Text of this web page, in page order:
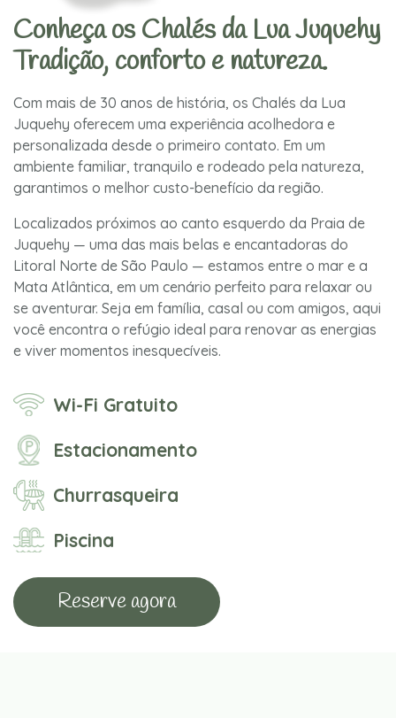
Conheça os Chalés da Lua Juquehy
Tradição, conforto e natureza.
Com mais de 30 anos de história, os Chalés da Lua
Juquehy oferecem uma experiência acolhedora e
personalizada desde o primeiro contato. Em um
ambiente familiar, tranquilo e rodeado pela natureza,
garantimos o melhor custo-benefício da região.
Localizados próximos ao canto esquerdo da Praia de
Juquehy — uma das mais belas e encantadoras do
Litoral Norte de São Paulo — estamos entre o mar e a
Mata Atlântica, em um cenário perfeito para relaxar ou
se aventurar. Seja em família, casal ou com amigos, aqui
você encontra o refúgio ideal para renovar as energias
e viver momentos inesquecíveis.
Wi-Fi Gratuito
Estacionamento
Churrasqueira
Piscina
Reserve agora